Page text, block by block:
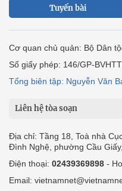
Tuyến bài
Cơ quan chủ quản: Bộ Dân
Số giấy phép: 146/GP-
Tổng biên tập: Nguyễn Văn
Liên hệ tòa soạn
Địa chỉ: Tầng 18, Toà nhà
Đình Nghệ, phường Cầu
Điện thoại: 02439369898 -
Email: